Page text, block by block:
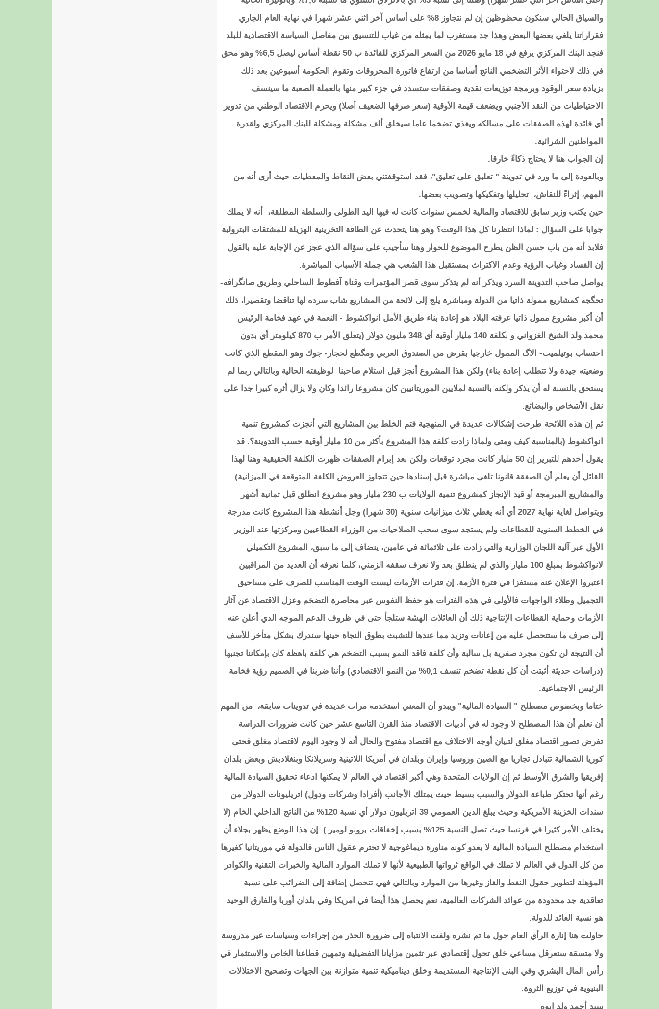
والسياق الحالي سنكون محظوظين إن لم نتجاوز 8% على أساس آخر اثني عشر شهرا في نهاية العام الجاري
فقراراتنا يلغي بعضها البعض وهذا جد مستغرب لما يمثله من غياب للتنسيق بين مفاصل السياسة الاقتصادية للبلد
فنجد البنك المركزي يرفع في 18 مايو 2026 من السعر المركزي للفائدة ب 50 نقطة أساس ليصل 6,5% وهو محق
في ذلك لاحتواء الأثر التضخمي الناتج أساسا من ارتفاع فاتورة المحروقات وتقوم الحكومة أسبوعين بعد ذلك
بزيادة سعر الوقود وبرمجة توزيعات نقدية وصفقات ستسدد في جزء كبير منها بالعملة الصعبة ما سينسف
الاحتياطيات من النقد الأجنبي ويضعف قيمة الأوقية (سعر صرفها الضعيف أصلا) ويحرم الاقتصاد الوطني من تدوير
أي فائدة لهذه الصفقات على مسالكه ويغذي تضخما عاما سيخلق ألف مشكلة ومشكلة للبنك المركزي ولقدرة
المواطنين الشرائية.
إن الجواب هنا لا يحتاج ذكاءً خارقا.
وبالعودة إلى ما ورد في تدوينة " تعليق على تعليق"، فقد استوقفتني بعض النقاط والمعطيات حيث أرى أنه من
المهم، إثراءً للنقاش، تحليلها وتفكيكها وتصويب بعضها.
حين يكتب وزير سابق للاقتصاد والمالية لخمس سنوات كانت له فيها اليد الطولى والسلطة المطلقة، أنه لا يملك
جوابا على السؤال : لماذا انتظرنا كل هذا الوقت؟ وهو هنا يتحدث عن الطاقة التخزينية الهزيلة للمشتقات البترولية
فلابد أنه من باب حسن الظن يطرح الموضوع للحوار وهنا سأجيب على سؤاله الذي عجز عن الإجابة عليه بالقول
إن الفساد وغياب الرؤية وعدم الاكتراث بمستقبل هذا الشعب هي جملة الأسباب المباشرة.
يواصل صاحب التدوينة السرد ويذكر أنه لم يتذكر سوى قصر المؤتمرات وقناة آفطوط الساحلي وطريق صانگرافه-
تحگجه كمشاريع ممولة ذاتيا من الدولة ومباشرة يلج إلى لائحة من المشاريع شاب سرده لها تناقضا وتقصيرا، ذلك
أن أكبر مشروع ممول ذاتيا عرفته البلاد هو إعادة بناء طريق الأمل انواكشوط - النعمة في عهد فخامة الرئيس
محمد ولد الشيخ الغزواني و بكلفة 140 مليار أوقية أي 348 مليون دولار (يتعلق الأمر ب 870 كيلومتر أي بدون
احتساب بوتيلميت- الاگ الممول خارجيا بقرض من الصندوق العربي ومگطع لحجار- جوك وهو المقطع الذي كانت
وضعيته جيدة ولا تتطلب إعادة بناء) ولكن هذا المشروع أنجز قبل استلام صاحبنا لوظيفته الحالية وبالتالي ربما لم
يستحق بالنسبة له أن يذكر ولكنه بالنسبة لملايين الموريتانيين كان مشروعا رائدا وكان ولا يزال أثره كبيرا جدا على
نقل الأشخاص والبضائع.
ثم إن هذه اللائحة طرحت إشكالات عديدة في المنهجية فتم الخلط بين المشاريع التي أنجزت كمشروع تنمية
انواكشوط (بالمناسبة كيف ومتى ولماذا زادت كلفة هذا المشروع بأكثر من 10 مليار أوقية حسب التدوينة؟. قد
يقول أحدهم للتبرير إن 50 مليار كانت مجرد توقعات ولكن بعد إبرام الصفقات ظهرت الكلفة الحقيقية وهنا لهذا
القائل أن يعلم أن الصفقة قانونا تلغى مباشرة قبل إسنادها حين تتجاوز العروض الكلفة المتوقعة في الميزانية)
والمشاريع المبرمجة أو قيد الإنجاز كمشروع تنمية الولايات ب 230 مليار وهو مشروع انطلق قبل ثمانية أشهر
ويتواصل لغاية نهاية 2027 أي أنه يغطي ثلاث ميزانيات سنوية (30 شهرا) وجل أنشطة هذا المشروع كانت مدرجة
في الخطط السنوية للقطاعات ولم يستجد سوى سحب الصلاحيات من الوزراء القطاعيين ومركزتها عند الوزير
الأول عبر آلية اللجان الوزارية والتي زادت على ثلاثمائة في عامين، ينضاف إلى ما سبق، المشروع التكميلي
لانواكشوط بمبلغ 100 مليار والذي لم ينطلق بعد ولا نعرف سقفه الزمني، كلما نعرفه أن العديد من المراقبين
اعتبروا الإعلان عنه مستفزا في فترة الأزمة. إن فترات الأزمات ليست الوقت المناسب للصرف على مساحيق
التجميل وطلاء الواجهات فالأولى في هذه الفترات هو حفظ النفوس عبر محاصرة التضخم وعزل الاقتصاد عن آثار
الأزمات وحماية القطاعات الإنتاجية ذلك أن العائلات الهشة ستلجأ حتى في ظروف الدعم الموجه الدي أعلن عنه
إلى صرف ما ستتحصل عليه من إعانات وتزيد مما عندها للتشبث بطوق النجاة حينها سندرك بشكل متأخر للأسف
أن النتيجة لن تكون مجرد صفرية بل سالبة وأن كلفة فاقد النمو بسبب التضخم هي كلفة باهظة كان بإمكاننا تجنبها
(دراسات حديثة أثبتت أن كل نقطة تضخم تنسف 0,1% من النمو الاقتصادي) وأننا ضربنا في الصميم رؤية فخامة
الرئيس الاجتماعية.
ختاما وبخصوص مصطلح " السيادة المالية" ويبدو أن المعني استخدمه مرات عديدة في تدوينات سابقة، من المهم
أن نعلم أن هذا المصطلح لا وجود له في أدبيات الاقتصاد منذ القرن التاسع عشر حين كانت ضرورات الدراسة
تفرض تصور اقتصاد مغلق لتبيان أوجه الاختلاف مع اقتصاد مفتوح والحال أنه لا وجود اليوم لاقتصاد مغلق فحتى
كوريا الشمالية تتبادل تجاريا مع الصين وروسيا وإيران وبلدان في أمريكا اللاتينية وسريلانكا وبنغلاديش وبعض بلدان
إفريقيا والشرق الأوسط ثم إن الولايات المتحدة وهي أكبر اقتصاد في العالم لا يمكنها ادعاء تحقيق السيادة المالية
رغم أنها تحتكر طباعة الدولار والسبب بسيط حيث يمتلك الأجانب (أفرادا وشركات ودول) اتريليونات الدولار من
سندات الخزينة الأمريكية وحيث يبلغ الدين العمومي 39 اتريليون دولار أي نسبة 120% من الناتج الداخلي الخام (لا
يختلف الأمر كثيرا في فرنسا حيث تصل النسبة 125% بسبب إخفاقات برونو لومير ). إن هذا الوضع يظهر بجلاء أن
استخدام مصطلح السيادة المالية لا يعدو كونه مناورة ديماغوجية لا تحترم عقول الناس فالدولة في موريتانيا كغيرها
من كل الدول في العالم لا تملك في الواقع ثرواتها الطبيعية لأنها لا تملك الموارد المالية والخبرات التقنية والكوادر
المؤهلة لتطوير حقول النفط والغاز وغيرها من الموارد وبالتالي فهي تتحصل إضافة إلى الضرائب على نسبة
تعاقدية جد محدودة من عوائد الشركات العالمية، نعم يحصل هذا أيضا في امريكا وفي بلدان أوربا والفارق الوحيد
هو نسبة العائد للدولة.
حاولت هنا إنارة الرأي العام حول ما تم نشره ولفت الانتباه إلى ضرورة الحذر من إجراءات وسياسات غير مدروسة
ولا متسقة ستعرقل مساعي خلق تحول إقتصادي عبر تثمين مزايانا التفضيلية وتمهين قطاعنا الخاص والاستثمار في
رأس المال البشري وفي البنى الإنتاجية المستديمة وخلق ديناميكية تنمية متوازنة بين الجهات وتصحيح الاختلالات
البنيوية في توزيع الثروة.
سيد أحمد ولد ابوه